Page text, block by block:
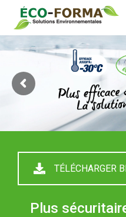
TÉLÉCHARGER
Plus